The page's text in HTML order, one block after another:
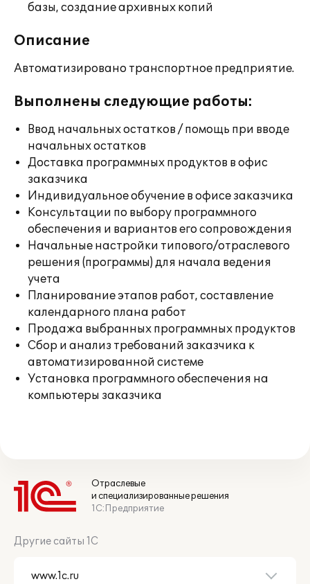
базы, создание архивных копий
Описание
Автоматизировано транспортное предприятие.
Выполнены следующие работы:
Ввод начальных остатков / помощь при вводе
начальных остатков
Доставка программных продуктов в офис
заказчика
Индивидуальное обучение в офисе заказчика
Консультации по выбору программного
обеспечения и вариантов его сопровождения
Начальные настройки типового/отраслевого
решения (программы) для начала ведения
учета
Планирование этапов работ, составление
календарного плана работ
Продажа выбранных программных продуктов
Сбор и анализ требований заказчика к
автоматизированной системе
Установка программного обеспечения на
компьютеры заказчика
Отраслевые
и специализированные решения
1С:Предприятие
Другие сайты 1С